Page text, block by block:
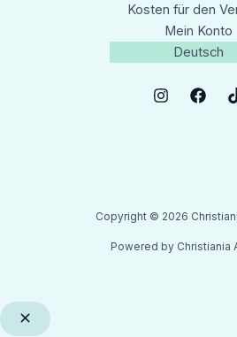
Kosten für den
Mein Konto
Deutsch
Copyright © 2026
Powered by Christiania